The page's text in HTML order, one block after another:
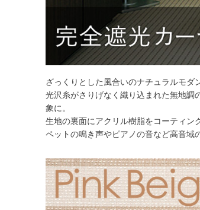
ざっくりとした風合いのナチュラルモダ
光沢糸がさりげなく織り込まれた無地調
象に。
生地の裏面にアクリル樹脂をコーティン
ペットの鳴き声やピアノの音など高音域